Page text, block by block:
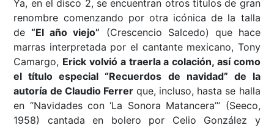
Ya, en el disco 2, se encuentran otros títulos de gran
renombre comenzando por otra icónica de la talla
de“El año viejo” (Crescencio Salcedo) que hace
marras interpretada por el cantante mexicano, Tony
Camargo, Erick volvió a traerla a colación, así como
el título especial “Recuerdos de navidad” de la
autoría de Claudio Ferrer que, incluso, hasta se halla
en “Navidades con ‘La Sonora Matancera’” (Seeco,
1958) cantada en bolero por Celio González y